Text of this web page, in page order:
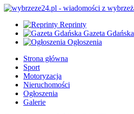
Reprinty
Gazeta Gdańska
Ogłoszenia
Strona główna
Sport
Motoryzacja
Nieruchomości
Ogłoszenia
Galerie